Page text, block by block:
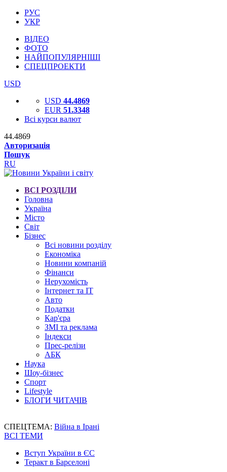
РУС
УКР
ВІДЕО
ФОТО
НАЙПОПУЛЯРНІШІ
СПЕЦПРОЕКТИ
USD
USD 44.4869
EUR 51.3348
Всі курси валют
44.4869
Авторизація
Пошук
RU
ВСІ РОЗДІЛИ
Головна
Україна
Місто
Світ
Бізнес
Всі новини розділу
Економіка
Новини компаній
Фінанси
Нерухомість
Інтернет та IT
Авто
Податки
Кар'єра
ЗМІ та реклама
Індекси
Прес-релізи
АБК
Наука
Шоу-бізнес
Спорт
Lifestyle
БЛОГИ ЧИТАЧІВ
СПЕЦТЕМА: Війна в Ірані
ВСІ ТЕМИ
Вступ України в ЄС
Теракт в Барселоні